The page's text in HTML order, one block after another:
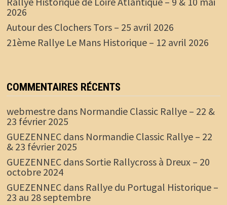
2026
Autour des Clochers Tors – 25 avril 2026
21ème Rallye Le Mans Historique – 12 avril 2026
COMMENTAIRES RÉCENTS
webmestredans Normandie Classic Rallye – 22 &
23 février 2025
GUEZENNECdans Normandie Classic Rallye – 22
& 23 février 2025
GUEZENNECdansSortie Rallycross à Dreux – 20
octobre 2024
GUEZENNECdans Rallye du Portugal Historique –
23 au 28 septembre